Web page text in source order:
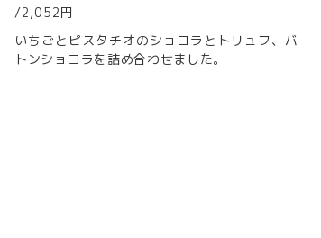
/2,052円
いちごとピスタチオのショコラとトリュフ、バ
トンショコラを詰め合わせました。